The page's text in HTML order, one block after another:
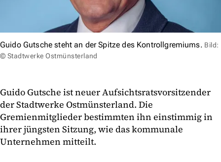
Guido Gutsche steht an der Spitze des Kontrollgremiums. Bild:
© Stadtwerke Ostmünsterland
Guido Gutsche ist neuer Aufsichtsratsvorsitzender
der Stadtwerke Ostmünsterland. Die
Gremienmitglieder bestimmten ihn einstimmig in
ihrer jüngsten Sitzung, wie das kommunale
Unternehmen mitteilt.